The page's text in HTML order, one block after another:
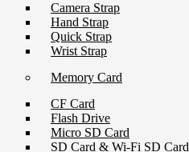
Camera Strap
Hand Strap
Quick Strap
Wrist Strap
Memory Card
CF Card
Flash Drive
Micro SD Card
SD Card & Wi-Fi SD Card